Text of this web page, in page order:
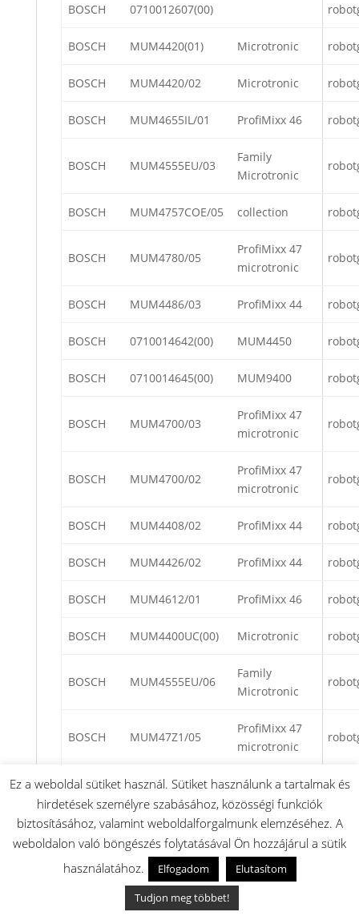
BOSCH 0710012607(00)
BOSCH MUM4420(01) Microtronic
BOSCH MUM4420/02 Microtronic
BOSCH MUM4655IL/01 ProfiMixx 46
BOSCH MUM4555EU/03
Family
Microtronic
BOSCH MUM4757COE/05 collection
BOSCH MUM4780/05
ProfiMixx 47
microtronic
BOSCH MUM4486/03 ProfiMixx 44
BOSCH 0710014642(00) MUM4450
BOSCH 0710014645(00) MUM9400
BOSCH MUM4700/03
ProfiMixx 47
microtronic
BOSCH MUM4700/02
ProfiMixx 47
microtronic
BOSCH MUM4408/02 ProfiMixx 44
BOSCH MUM4426/02 ProfiMixx 44
BOSCH MUM4612/01 ProfiMixx 46
BOSCH MUM4400UC(00) Microtronic
BOSCH MUM4555EU/06
Family
Microtronic
BOSCH MUM47Z1/05
ProfiMixx 47
microtronic
BOSCH MUM4405UC/02 Compact
BOSCH MUM4750/01
ProfiMixx 47
microtronic
MUM4500CH/06
Profi 45
Ez a weboldal sütiket használ. Sütiket használunk a tartalmak és
hirdetések személyre szabásához, közösségi funkciók
biztosításához, valamint weboldalforgalmunk elemzéséhez. A
weboldalon való böngészés folytatásával Ön hozzájárul a sütik
használatához.
Elfogadom
Elutasítom
Tudjon meg többet!